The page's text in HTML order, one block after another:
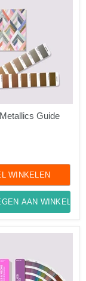
Guide
WINKELEN
AAN